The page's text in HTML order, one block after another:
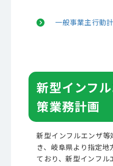
一般事業主行動
新型インフ
策業務計画
新型インフルエンザ
き、 岐阜県より指定地
ており、新型インフル